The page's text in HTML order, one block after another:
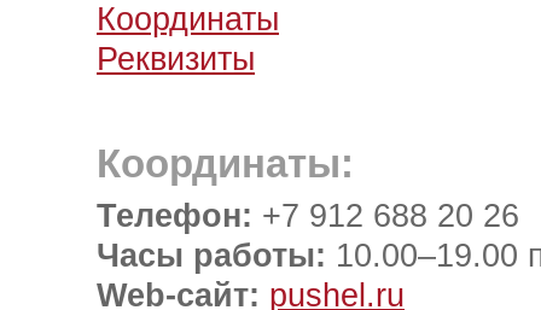
Координаты
Реквизиты
Координаты:
Телефон: +7 912 688 20 26
Часы работы: 10.00–19.00
Web-сайт: pushel.ru